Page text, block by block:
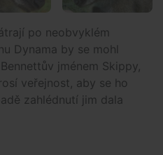
po neobvyklém
Dynama by se mohl
jménem Skippy,
veřejnost, aby se ho
zahlédnutí jim dala